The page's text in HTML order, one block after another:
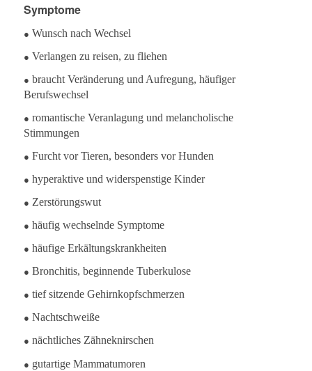
Symptome
● Wunsch nach Wechsel
● Verlangen zu reisen, zu fliehen
● braucht Veränderung und Aufregung, häufiger
Berufswechsel
● romantische Veranlagung und melancholische
Stimmungen
● Furcht vor Tieren, besonders vor Hunden
● hyperaktive und widerspenstige Kinder
● Zerstörungswut
● häufig wechselnde Symptome
● häufige Erkältungskrankheiten
● Bronchitis, beginnende Tuberkulose
● tief sitzende Gehirnkopfschmerzen
● Nachtschweiße
● nächtliches Zähneknirschen
● gutartige Mammatumoren